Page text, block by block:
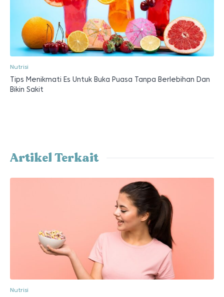
Nutrisi
Tips Menikmati Es Untuk Buka Puasa Tanpa Berlebihan Dan
Bikin Sakit
Artikel Terkait
Nutrisi